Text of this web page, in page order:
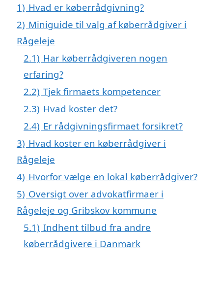
1) Hvad er køberrådgivning?
2) Miniguide til valg af køberrådgiver i
Rågeleje
2.1) Har køberrådgiveren nogen
erfaring?
2.2) Tjek firmaets kompetencer
2.3) Hvad koster det?
2.4) Er rådgivningsfirmaet forsikret?
3) Hvad koster en køberrådgiver i
Rågeleje
4) Hvorfor vælge en lokal køberrådgiver?
5) Oversigt over advokatfirmaer i
Rågeleje og Gribskov kommune
5.1) Indhent tilbud fra andre
køberrådgivere i Danmark